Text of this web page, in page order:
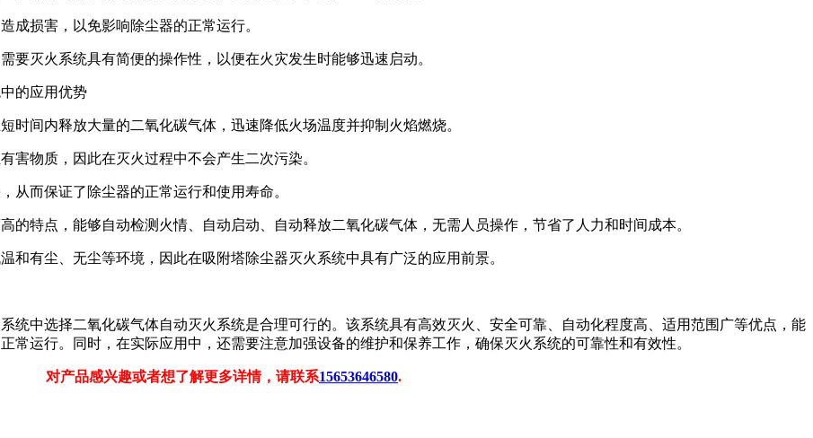
成损害，以免影响除尘器的正常运行。
要灭火系统具有简便的操作性，以便在火灾发生时能够迅速启动。
的应用优势
时间内释放大量的二氧化碳气体，迅速降低火场温度并抑制火焰燃烧。
害物质，因此在灭火过程中不会产生二次污染。
从而保证了除尘器的正常运行和使用寿命。
的特点，能够自动检测火情、自动启动、自动释放二氧化碳气体，无需人员操作，节省了人力和时间成本。
和有尘、无尘等环境，因此在吸附塔除尘器灭火系统中具有广泛的应用前景。
统中选择二氧化碳气体自动灭火系统是合理可行的。该系统具有高效灭火、安全可靠、自动化程度高、适用范围广等优点，能
常运行。同时，在实际应用中，还需要注意加强设备的维护和保养工作，确保灭火系统的可靠性和有效性。
对产品感兴趣或者想了解更多详情，请联系15653646580.